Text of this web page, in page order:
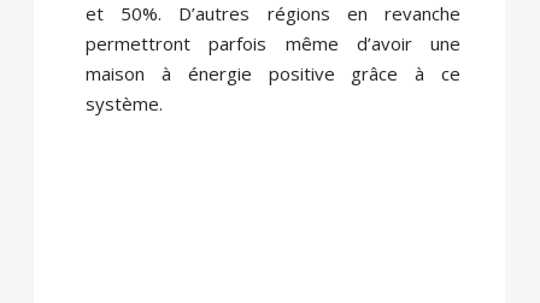
et 50%. D’autres régions en revanche
permettront parfois même d’avoir une
maison à énergie positive grâce à ce
système.